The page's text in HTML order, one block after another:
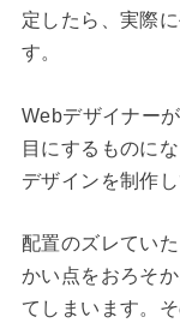
定したら、実際
す。
Webデザイナー
目にするものに
デザインを制作し
配置のズレてい
かい点をおろそ
てしまいます。